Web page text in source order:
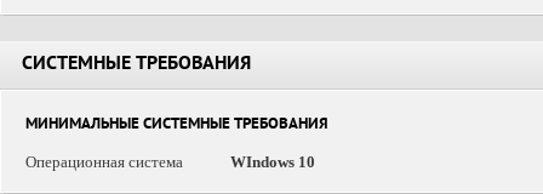
СИСТЕМНЫЕ ТРЕБОВАНИЯ
МИНИМАЛЬНЫЕ СИСТЕМНЫЕ ТРЕБОВАНИЯ
Операционная система
WIndows 10